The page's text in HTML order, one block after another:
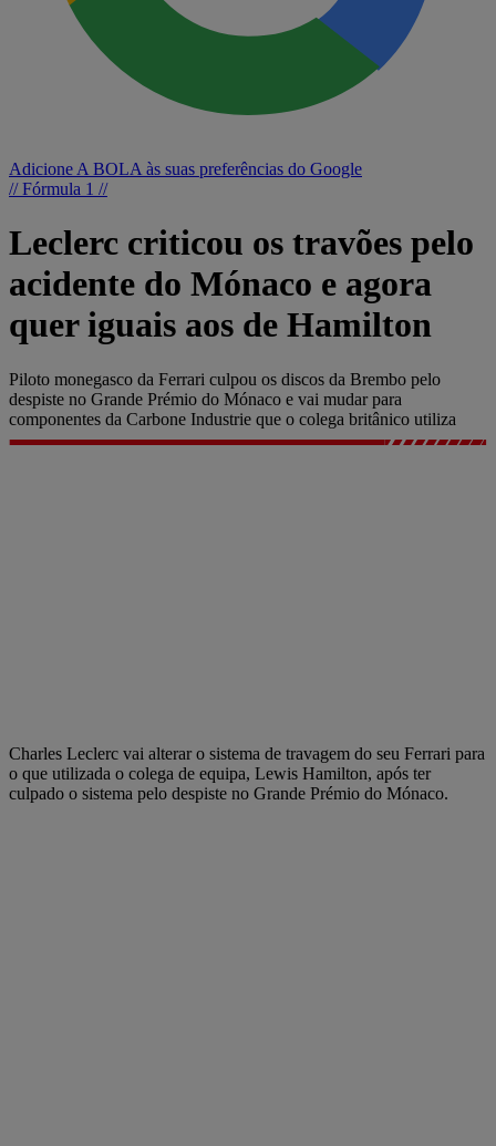
Adicione A BOLA às suas preferências do Google
// Fórmula 1 //
Leclerc criticou os travões pelo
acidente do Mónaco e agora
quer iguais aos de Hamilton
Piloto monegasco da Ferrari culpou os discos da Brembo pelo
despiste no Grande Prémio do Mónaco e vai mudar para
componentes da Carbone Industrie que o colega britânico utiliza
Charles Leclerc vai alterar o sistema de travagem do seu Ferrari para
o que utilizada o colega de equipa, Lewis Hamilton, após ter
culpado o sistema pelo despiste no Grande Prémio do Mónaco.